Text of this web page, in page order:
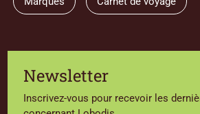
Newsletter
Inscrivez-vous pour recevoir les